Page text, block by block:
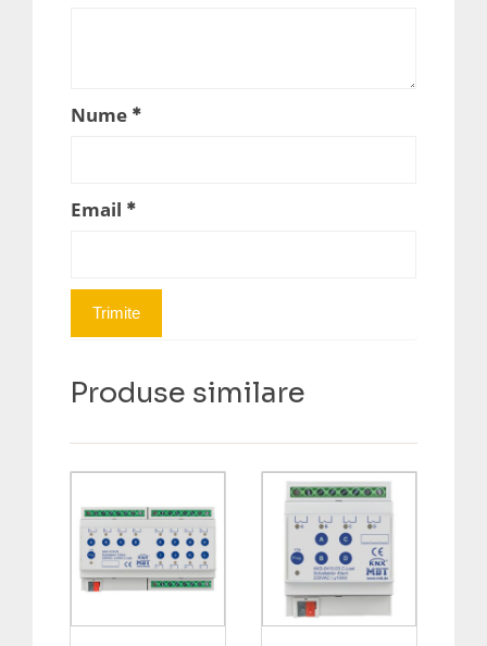
Nume *
Email *
Produse similare